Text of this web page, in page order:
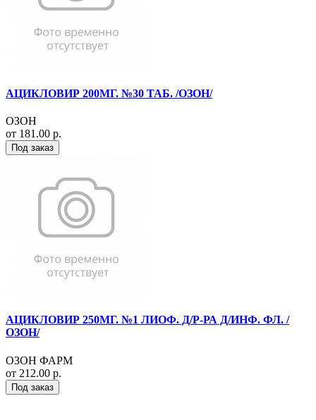
АЦИКЛОВИР 200МГ. №30 ТАБ. /ОЗОН/
ОЗОН
от 181.00 р.
Под заказ
АЦИКЛОВИР 250МГ. №1 ЛИОФ. Д/Р-РА Д/ИНФ. ФЛ. /
ОЗОН/
ОЗОН ФАРМ
от 212.00 р.
Под заказ